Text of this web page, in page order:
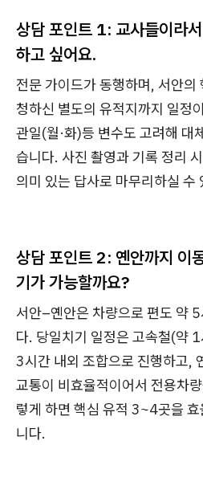
상담 포인트 1: 교사들이라
하고 싶어요.
전문 가이드가 동행하며, 서안의
청하신 별도의 유적지까지 일정
관일(월·화)등 변수도 고려해 대
습니다. 사진 촬영과 기록 정리
의미 있는 답사로 마무리하실 수
상담 포인트 2: 옌안까지 이
기가 가능할까요?
서안–옌안은 차량으로 편도 약
다. 당일치기 일정은 고속철(약
3시간 내외 조합으로 진행하고,
교통이 비효율적이어서 전용차
렇게 하면 핵심 유적 3~4곳을
니다.